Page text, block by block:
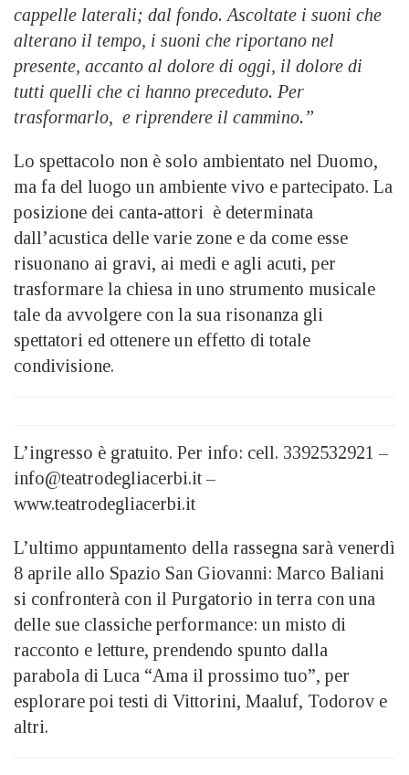
cappelle laterali; dal fondo. Ascoltate i suoni che
alterano il tempo, i suoni che riportano nel
presente, accanto al dolore di oggi, il dolore di
tutti quelli che ci hanno preceduto. Per
trasformarlo, e riprendere il cammino.”
Lo spettacolo non è solo ambientato nel Duomo,
ma fa del luogo un ambiente vivo e partecipato. La
posizione dei canta-attori è determinata
dall’acustica delle varie zone e da come esse
risuonano ai gravi, ai medi e agli acuti, per
trasformare la chiesa in uno strumento musicale
tale da avvolgere con la sua risonanza gli
spettatori ed ottenere un effetto di totale
condivisione.
L’ingresso è gratuito. Per info: cell. 3392532921 –
info@teatrodegliacerbi.it –
www.teatrodegliacerbi.it
L’ultimo appuntamento della rassegna sarà venerdì
8 aprile allo Spazio San Giovanni: Marco Baliani
si confronterà con il Purgatorio in terra con una
delle sue classiche performance: un misto di
racconto e letture, prendendo spunto dalla
parabola di Luca “Ama il prossimo tuo”, per
esplorare poi testi di Vittorini, Maaluf, Todorov e
altri.